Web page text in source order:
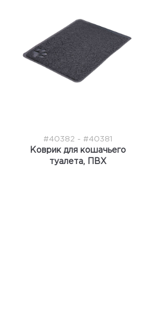
#40382 - #40381
Коврик для кошачьего
туалета, ПВХ